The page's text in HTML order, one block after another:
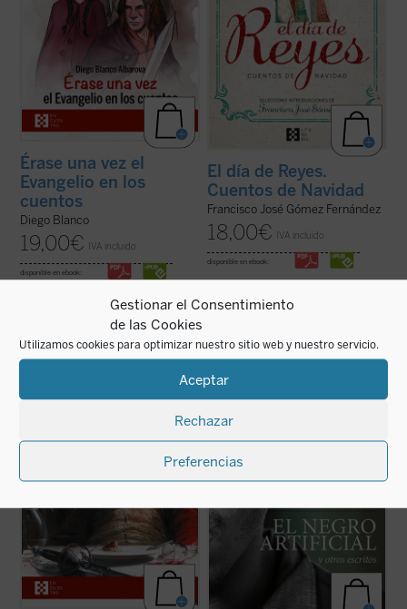
Gestionar el Consentimiento
de las Cookies
Utilizamos cookies para optimizar nuestro sitio web y nuestro servicio.
Aceptar
Rechazar
Preferencias
Érase una vez el
Evangelio en los
cuentos
Diego Blanco
19,00€ IVA incluido
disponible en ebook:
El día de Reyes.
Cuentos de Navidad
Francisco José Gómez Fernández
18,00€ IVA incluido
disponible en ebook:
ficha)
representativos y algunos ensayos breves
historias que escuecen y sacuden las